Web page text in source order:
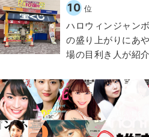
10 位
ハロウィンジャン
の盛り上がりにあ
場の目利き人が紹介